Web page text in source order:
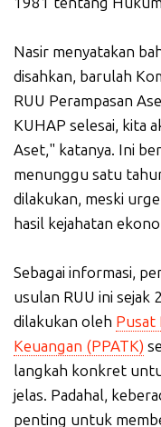
Nasir menyatakan
disahkan, barulah
RUU Perampasan
KUHAP selesai, kita
Aset," katanya. Ini
menunggu satu
dilakukan, meski
hasil kejahatan
Sebagai informasi,
usulan RUU ini sejak
dilakukan oleh Pusat
Keuangan (PPATK)
langkah konkret
jelas. Padahal,
penting untuk